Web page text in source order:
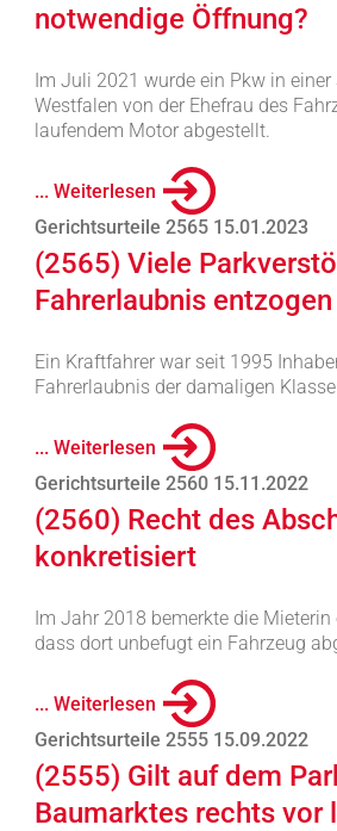
notwendige Öffnung?
Im Juli 2021 wurde ein Pkw in
Westfalen von der Ehefrau des
laufendem Motor abgestellt.
... Weiterlesen
Gerichtsurteile 2565 15.01.2023
(2565) Viele
Fahrerlaubnis entzogen
Ein Kraftfahrer war seit 1995
Fahrerlaubnis der damaligen
... Weiterlesen
Gerichtsurteile 2560 15.11.2022
(2560) Recht des
konkretisiert
Im Jahr 2018 bemerkte die Mieterin
dass dort unbefugt ein Fahrzeug
... Weiterlesen
Gerichtsurteile 2555 15.09.2022
(2555) Gilt auf dem
Baumarktes rechts vor